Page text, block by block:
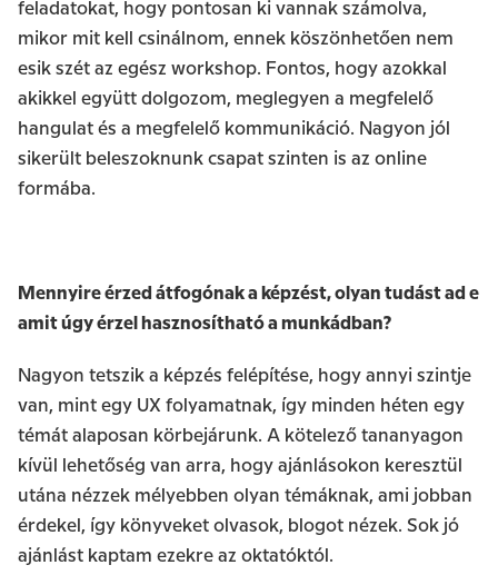
feladatokat, hogy pontosan ki vannak számolva,
mikor mit kell csinálnom, ennek köszönhetően nem
esik szét az egész workshop. Fontos, hogy azokkal
akikkel együtt dolgozom, meglegyen a megfelelő
hangulat és a megfelelő kommunikáció. Nagyon jól
sikerült beleszoknunk csapat szinten is az online
formába.
Mennyire érzed átfogónak a képzést, olyan tudást ad e
amit úgy érzel hasznosítható a munkádban?
Nagyon tetszik a képzés felépítése, hogy annyi szintje
van, mint egy UX folyamatnak, így minden héten egy
témát alaposan körbejárunk. A kötelező tananyagon
kívül lehetőség van arra, hogy ajánlásokon keresztül
utána nézzek mélyebben olyan témáknak, ami jobban
érdekel, így könyveket olvasok, blogot nézek. Sok jó
ajánlást kaptam ezekre az oktatóktól.